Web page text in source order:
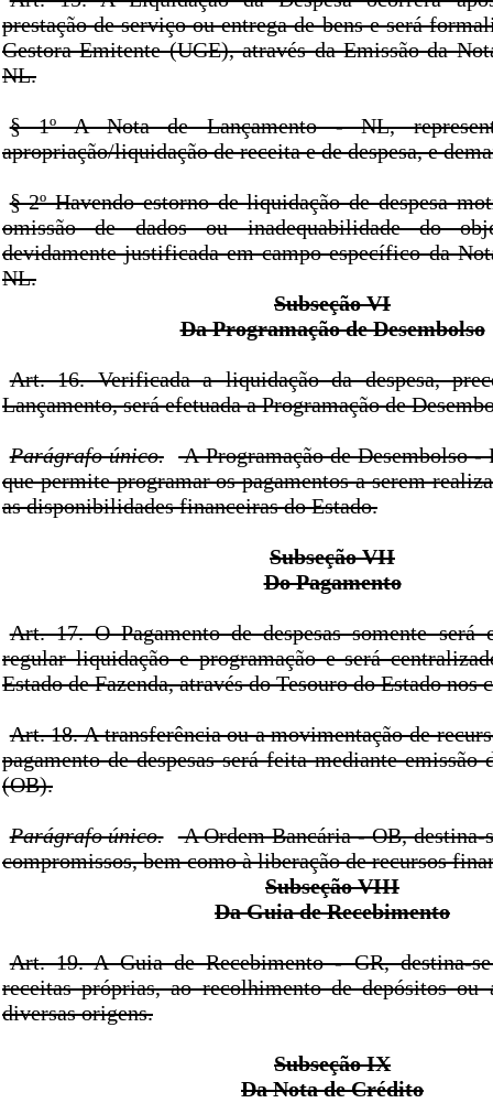
prestação de serviço ou entrega de bens e será
Gestora Emitente (UGE), através da Emissão da
NL.
§ 1º A Nota de Lançamento - NL,
apropriação/liquidação de receita e de despesa, e
§ 2º Havendo estorno de liquidação de despesa
omissão de dados ou inadequabilidade do
devidamente justificada em campo específico da
NL.
Subseção VI
Da Programação de Desembolso
Art. 16. Verificada a liquidação da despesa,
Lançamento, será efetuada a Programação de
Parágrafo único.
A Programação de Desembolso -
que permite programar os pagamentos a serem
as disponibilidades financeiras do Estado.
Subseção VII
Do Pagamento
Art. 17. O Pagamento de despesas somente será
regular liquidação e programação e será
Estado de Fazenda, através do Tesouro do Estado nos
Art. 18. A transferência ou a movimentação de
pagamento de despesas será feita mediante emissão
(OB).
Parágrafo único.
A Ordem Bancária - OB, destina-
compromissos, bem como à liberação de recursos
Subseção VIII
Da Guia de Recebimento
Art. 19. A Guia de Recebimento - GR, destina-
receitas próprias, ao recolhimento de depósitos ou
diversas origens.
Subseção IX
Da Nota de Crédito